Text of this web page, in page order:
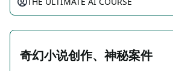
奇幻小说创作、神秘案件